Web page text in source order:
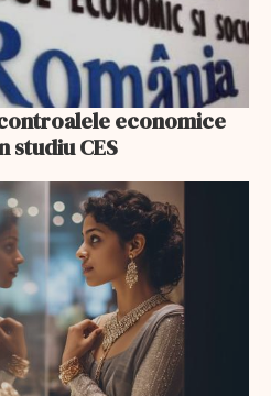
economice
studiu CES